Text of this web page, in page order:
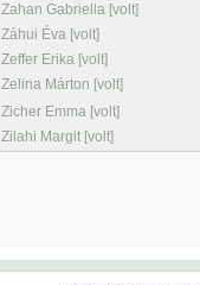
Zahan Gabriella [volt]
Záhui Éva [volt]
Zeffer Erika [volt]
Zelina Márton [volt]
Zicher Emma [volt]
Zilahi Margit [volt]